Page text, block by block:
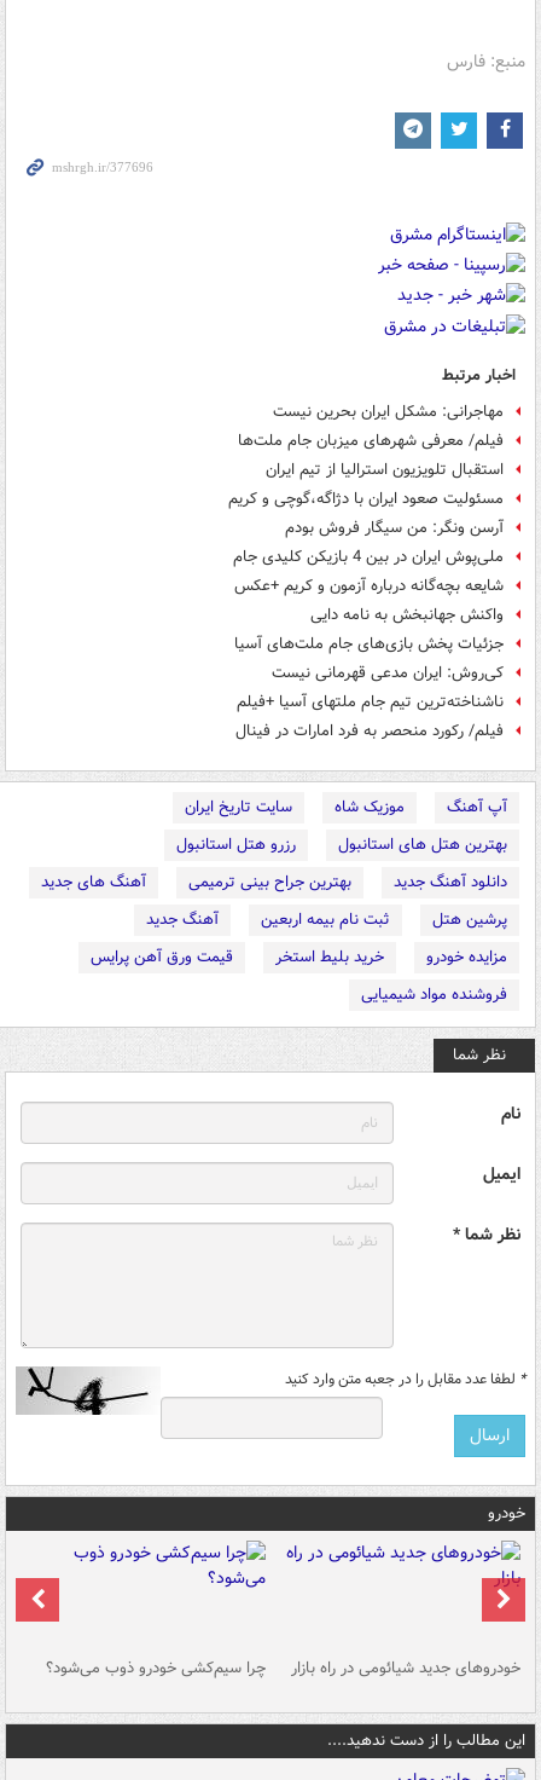
منبع: فارس
اخبار مرتبط
مهاجرانی: مشکل ایران بحرین نیست
فیلم/ معرفی شهرهای میزبان جام ملت‌ها
استقبال تلویزیون استرالیا از تیم ایران
مسئولیت صعود ایران با دژاگه،گوچی و کریم
آرسن ونگر: من سیگار فروش بودم
ملی‌پوش‌ ایران در بین 4 بازيکن کليدی جام‌
شایعه بچه‌گانه درباره آزمون و کریم +عکس
واکنش جهانبخش به نامه دایی
جزئیات پخش بازی‌های جام ملت‌های آسیا
کی‌روش: ایران مدعی قهرمانی نیست
ناشناخته‌ترین تیم جام ملتهای آسیا +فیلم
فیلم/ رکورد منحصر به فرد امارات در فینال
آپ آهنگ موزیک شاه
سایت تاریخ ایران
بهترین هتل های استانبول
رزرو هتل استانبول
دانلود آهنگ جدید
بهترین جراح بینی ترمیمی
آهنگ های جدید
پرشین هتل
ثبت نام بیمه اربعین
آهنگ جدید
مزایده خودرو
خرید بلیط استخر
قیمت ورق آهن پرایس
فروشنده مواد شیمیایی
نظر شما
نام
ایمیل
نظر شما *
* لطفا عدد مقابل را در جعبه متن وارد کنید
خودرو
خودروهای جدید شیائومی در راه بازار چرا سیم‌کشی خودرو ذوب می‌شود؟
این مطالب را از دست ندهید....